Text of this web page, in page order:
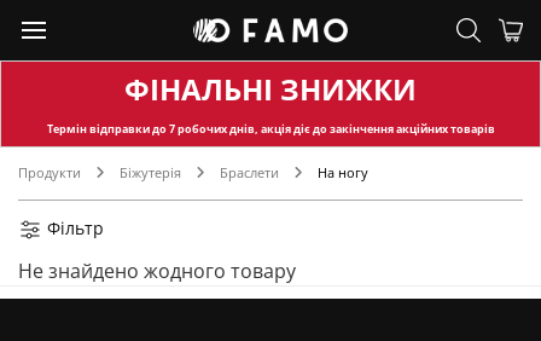
ФІНАЛЬНІ ЗНИЖКИ
Термін відправкидо 7 робочих днів, акція діє до закінчення акційних товарів
Продукти Біжутерія Браслети На ногу
Фільтр
Не знайдено жодного товару